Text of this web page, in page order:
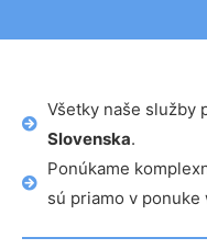
Všetky naše služby
Slovenska.
Ponúkame
sú priamo v ponuke